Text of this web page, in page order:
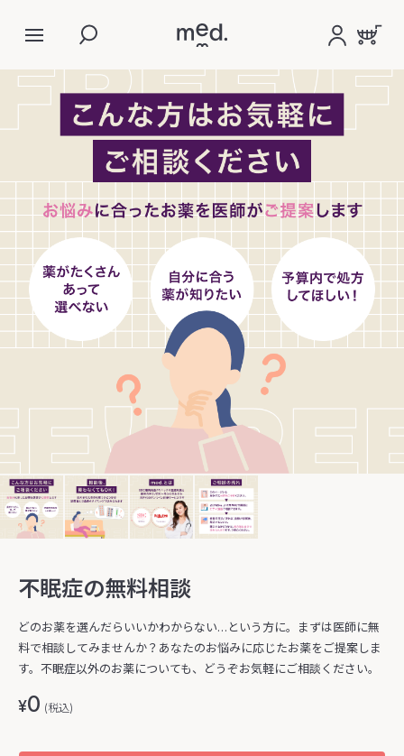
不眠症の無料相談
どのお薬を選んだらいいかわからない…という方に。まずは医師に無
料で相談してみませんか？あなたのお悩みに応じたお薬をご提案しま
す。不眠症以外のお薬についても、どうぞお気軽にご相談ください。
¥0 (税込)